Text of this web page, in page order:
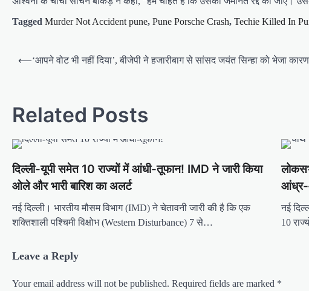
Tagged Murder Not Accident pune, Pune Porsche Crash, Techie Killed In
⟵‘आपने वोट भी नहीं दिया’, बीजेपी ने हजारीबाग से सांसद जयंत सिन्हा को भेजा
Related Posts
दिल्ली-यूपी समेत 10 राज्यों में आंधी-तूफान! IMD ने जारी किया
ओले और भारी बारिश का अलर्ट
नई दिल्ली। भारतीय मौसम विभाग (IMD) ने चेतावनी जारी की है कि एक
शक्तिशाली पश्चिमी विक्षोभ (Western Disturbance) 7 से…
आंध्र-
नई
10
Leave a Reply
Your email address will not be published. Required fields are marked *